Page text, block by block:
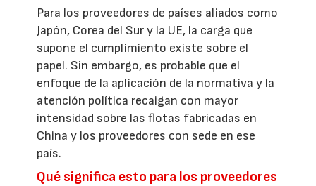
Para los proveedores de países aliados como
Japón, Corea del Sur y la UE, la carga que
supone el cumplimiento existe sobre el
papel. Sin embargo, es probable que el
enfoque de la aplicación de la normativa y la
atención política recaigan con mayor
intensidad sobre las flotas fabricadas en
China y los proveedores con sede en ese
país.
Qué significa esto para los proveedores